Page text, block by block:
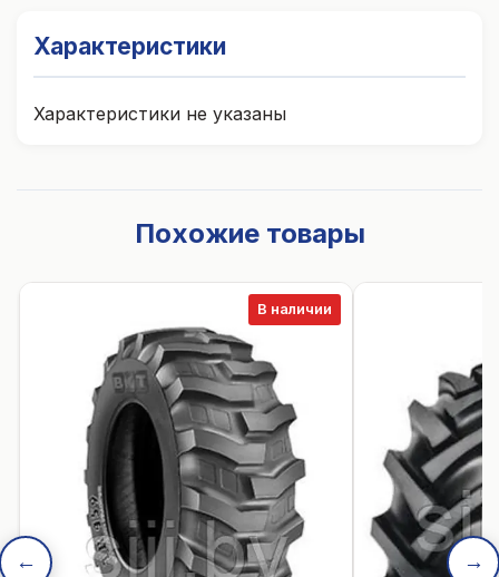
Характеристики
Характеристики не указаны
Похожие товары
←
В наличии
→